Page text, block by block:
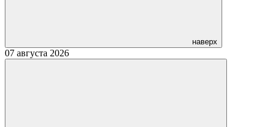
наверх
07 августа 2026